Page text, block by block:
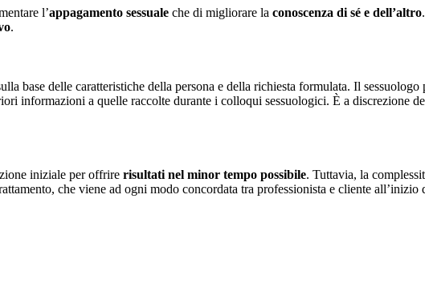
l’appagamento sessuale che di migliorare la conoscenza di sé e dell’altro
.
base delle caratteristiche della persona e della richiesta formulata. Il sessuologo
informazioni a quelle raccolte durante i colloqui sessuologici. È a discrezione
iniziale per offrire risultati nel minor tempo possibile. Tuttavia, la
che viene ad ogni modo concordata tra professionista e cliente all’inizio